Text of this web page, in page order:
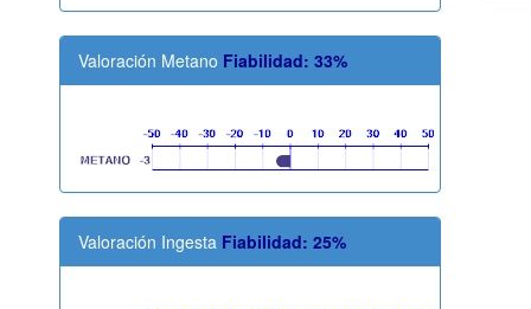
Valoración Metano Fiabilidad: 33%
Valoración Ingesta Fiabilidad: 25%